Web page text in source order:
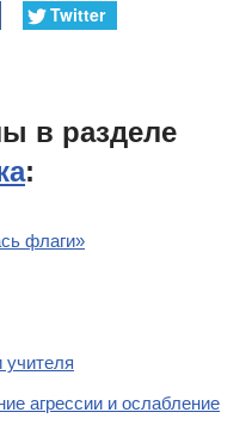
Twitter
в разделе
:
флаги»
учителя
агрессии и ослабление